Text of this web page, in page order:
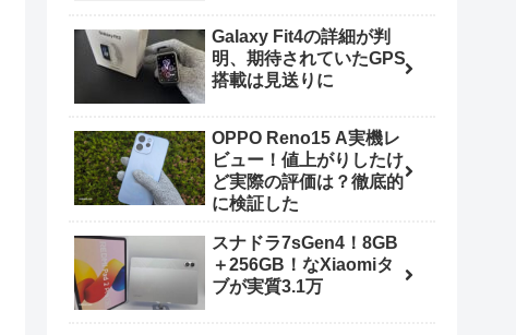
Galaxy Fit4の詳細が判
明、期待されていたGPS
搭載は見送りに
OPPO Reno15 A実機レ
ビュー！値上がりしたけ
ど実際の評価は？徹底的
に検証した
スナドラ7sGen4！8GB
＋256GB！なXiaomiタ
ブが実質3.1万